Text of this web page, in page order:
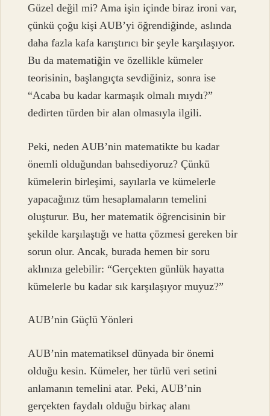
Güzel değil mi? Ama işin içinde biraz ironi var,
çünkü çoğu kişi AUB’yi öğrendiğinde, aslında
daha fazla kafa karıştırıcı bir şeyle karşılaşıyor.
Bu da matematiğin ve özellikle kümeler
teorisinin, başlangıçta sevdiğiniz, sonra ise
“Acaba bu kadar karmaşık olmalı mıydı?”
dedirten türden bir alan olmasıyla ilgili.
Peki, neden AUB’nin matematikte bu kadar
önemli olduğundan bahsediyoruz? Çünkü
kümelerin birleşimi, sayılarla ve kümelerle
yapacağınız tüm hesaplamaların temelini
oluşturur. Bu, her matematik öğrencisinin bir
şekilde karşılaştığı ve hatta çözmesi gereken bir
sorun olur. Ancak, burada hemen bir soru
aklınıza gelebilir: “Gerçekten günlük hayatta
kümelerle bu kadar sık karşılaşıyor muyuz?”
AUB’nin Güçlü Yönleri
AUB’nin matematiksel dünyada bir önemi
olduğu kesin. Kümeler, her türlü veri setini
anlamanın temelini atar. Peki, AUB’nin
gerçekten faydalı olduğu birkaç alanı